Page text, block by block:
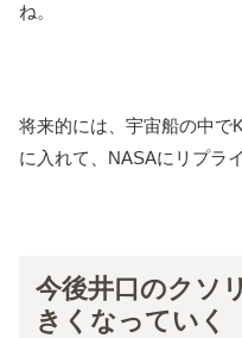
ね。
将来的には、宇宙船の中で
に入れて、NASAにリプラ
今後井口のクソ
きくなっていく